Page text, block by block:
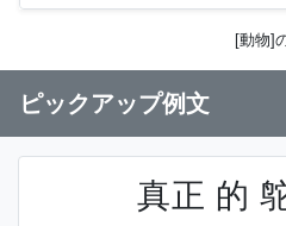
[動物]
ピックアップ例文
真正 的